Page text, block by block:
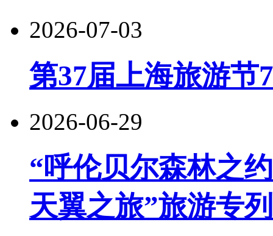
2026-07-03
第37届上海旅游节
2026-06-29
“呼伦贝尔森林之
天翼之旅”旅游专